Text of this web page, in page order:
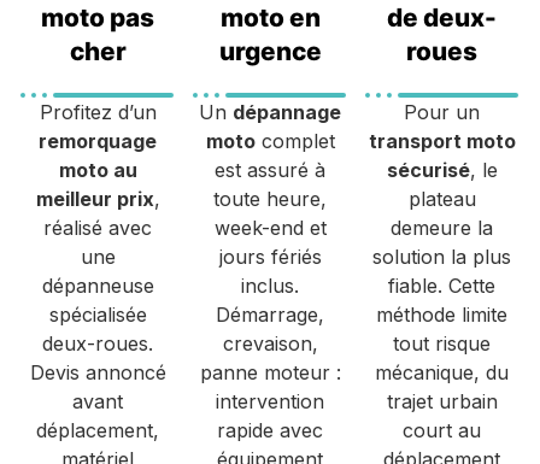
moto pas
cher
Profitez d’un
remorquage
moto au
meilleur prix,
réalisé avec
une
dépanneuse
spécialisée
deux-roues.
Devis annoncé
avant
déplacement,
matériel
moto en
urgence
Un dépannage
motocomplet
est assuré à
toute heure,
week-end et
jours fériés
inclus.
Démarrage,
crevaison,
panne moteur :
intervention
rapide avec
équipement
de deux-
roues
Pour un
transport moto
sécurisé, le
plateau
demeure la
solution la plus
fiable. Cette
méthode limite
tout risque
mécanique, du
trajet urbain
court au
déplacement